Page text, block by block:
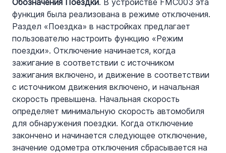
Обозначения Поездки. В устройстве FMC003 эта
функция была реализована в режиме отключения.
Раздел «Поездка» в настройках предлагает
пользователю настроить функцию «Режим
поездки». Отключение начинается, когда
зажигание в соответствии с источником
зажигания включено, и движение в соответствии
с источником движения включено, и начальная
скорость превышена. Начальная скорость
определяет минимальную скорость автомобиля
для обнаружения поездки. Когда отключение
закончено и начинается следующее отключение,
значение одометра отключения сбрасывается на